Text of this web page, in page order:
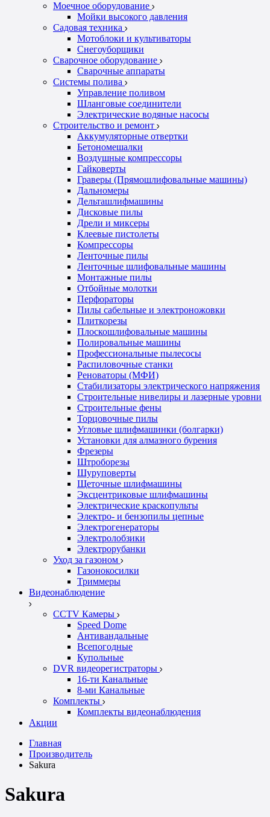
Моечное оборудование
Мойки высокого давления
Садовая техника
Мотоблоки и культиваторы
Снегоуборщики
Сварочное оборудование
Сварочные аппараты
Системы полива
Управление поливом
Шланговые соединители
Электрические водяные насосы
Строительство и ремонт
Аккумуляторные отвертки
Бетономешалки
Воздушные компрессоры
Гайковерты
Граверы (Прямошлифовальные машины)
Дальномеры
Дельташлифмашины
Дисковые пилы
Дрели и миксеры
Клеевые пистолеты
Компрессоры
Ленточные пилы
Ленточные шлифовальные машины
Монтажные пилы
Отбойные молотки
Перфораторы
Пилы сабельные и электроножовки
Плиткорезы
Плоскошлифовальные машины
Полировальные машины
Профессиональные пылесосы
Распиловочные станки
Реноваторы (МФИ)
Стабилизаторы электрического напряжения
Строительные нивелиры и лазерные уровни
Строительные фены
Торцовочные пилы
Угловые шлифмашинки (болгарки)
Установки для алмазного бурения
Фрезеры
Штроборезы
Шуруповерты
Щеточные шлифмашины
Эксцентриковые шлифмашины
Электрические краскопульты
Электро- и бензопилы цепные
Электрогенераторы
Электролобзики
Электрорубанки
Уход за газоном
Газонокосилки
Триммеры
Видеонаблюдение
CCTV Камеры
Speed Dome
Антивандальные
Всепогодные
Купольные
DVR видеорегистраторы
16-ти Канальные
8-ми Канальные
Комплекты
Комплекты видеонаблюдения
Акции
Главная
Производитель
Sakura
Sakura